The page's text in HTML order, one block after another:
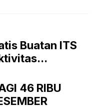
Buatan ITS
46 RIBU